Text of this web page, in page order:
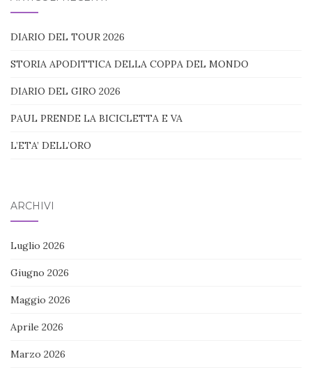
DIARIO DEL TOUR 2026
STORIA APODITTICA DELLA COPPA DEL MONDO
DIARIO DEL GIRO 2026
PAUL PRENDE LA BICICLETTA E VA
L’ETA’ DELL’ORO
ARCHIVI
Luglio 2026
Giugno 2026
Maggio 2026
Aprile 2026
Marzo 2026